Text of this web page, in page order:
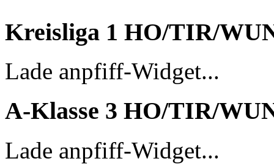
Kreisliga 1 HO/TIR/
Lade anpfiff-Widget...
A-Klasse 3 HO/TIR/
Lade anpfiff-Widget...